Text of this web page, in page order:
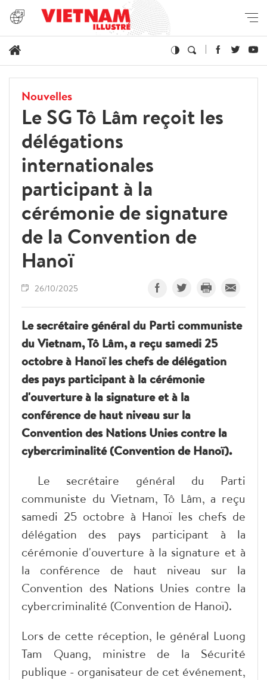
Nouvelles
Le SG Tô Lâm reçoit les
délégations
internationales
participant à la
cérémonie de signature
de la Convention de
Hanoï
26/10/2025
Le secrétaire général du Parti communiste
du Vietnam, Tô Lâm, a reçu samedi 25
octobre à Hanoï les chefs de délégation
des pays participant à la cérémonie
d'ouverture à la signature et à la
conférence de haut niveau sur la
Convention des Nations Unies contre la
cybercriminalité (Convention de Hanoï).
Le secrétaire général du Parti
communiste du Vietnam, Tô Lâm, a reçu
samedi 25 octobre à Hanoï les chefs de
délégation des pays participant à la
cérémonie d'ouverture à la signature et à
la conférence de haut niveau sur la
Convention des Nations Unies contre la
cybercriminalité (Convention de Hanoï).
Lors de cette réception, le général Luong
Tam Quang, ministre de la Sécurité
publique - organisateur de cet événement,